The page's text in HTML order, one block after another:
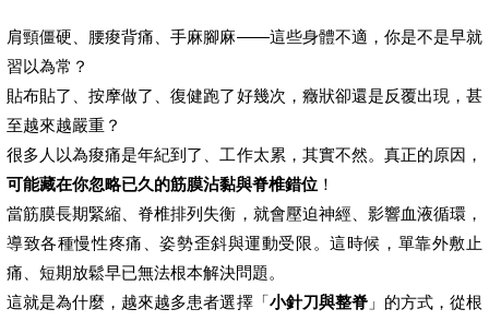
肩頸僵硬、腰痠背痛、手麻腳麻——這些身體不適，你是不是早就
習以為常？
貼布貼了、按摩做了、復健跑了好幾次，癥狀卻還是反覆出現，甚
至越來越嚴重？
很多人以為痠痛是年紀到了、工作太累，其實不然。真正的原因，
可能藏在你忽略已久的筋膜沾黏與脊椎錯位 ！
當筋膜長期緊縮、脊椎排列失衡，就會壓迫神經、影響血液循環，
導致各種慢性疼痛、姿勢歪斜與運動受限。這時候，單靠外敷止
痛、短期放鬆早已無法根本解決問題。
這就是為什麼，越來越多患者選擇「小針刀與整脊」的方式，從根